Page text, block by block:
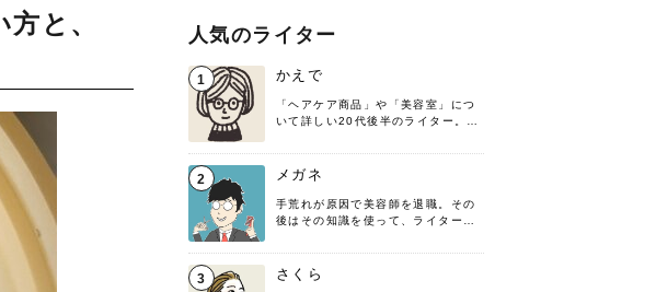
と、
人気のライター
1 かえで
「ヘアケア商品」や「美容室」につ
いて詳しい20代後半のライター。楽
す！
2 メガネ
手荒れが原因で美容師を退職。その
後はその知識を使って、ライターと
髪の知識をわかりやすく紹介しま
す！
3 さくら